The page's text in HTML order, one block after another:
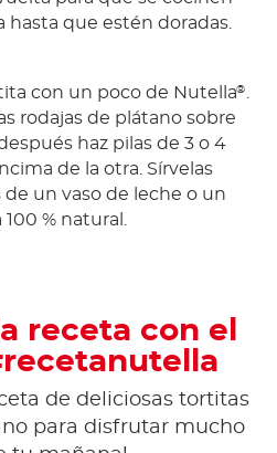
hasta que estén doradas.
con un poco de Nutella®
rodajas de plátano sobre
haz pilas de 3 o 4
de la otra. Sírvelas
de un vaso de leche o un
% natural.
receta con el
de deliciosas tortitas
para disfrutar mucho